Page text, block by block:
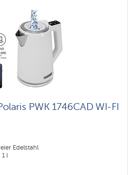
PWK 1746CAD WI-FI
Edelstahl
1 l